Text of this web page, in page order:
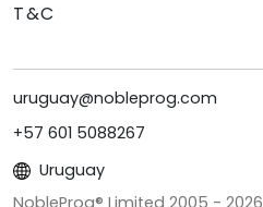
T&C
uruguay@nobleprog.com
+57 601 5088267
Uruguay